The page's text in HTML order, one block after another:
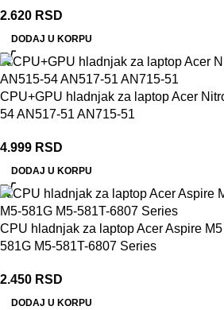
2.620 RSD
DODAJ U KORPU
CPU+GPU hladnjak za laptop Acer
54 AN517-51 AN715-51
4.999 RSD
DODAJ U KORPU
CPU hladnjak za laptop Acer Aspire
581G M5-581T-6807 Series
2.450 RSD
DODAJ U KORPU